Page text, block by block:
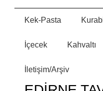
Kek-Pasta
İçecek Kahvaltı
İletişim/Arşiv